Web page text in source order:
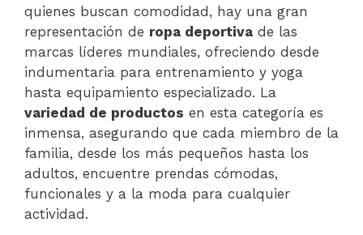
quienes buscan comodidad, hay una gran
representación de ropa deportiva de las
marcas líderes mundiales, ofreciendo desde
indumentaria para entrenamiento y yoga
hasta equipamiento especializado. La
variedad de productos en esta categoría es
inmensa, asegurando que cada miembro de la
familia, desde los más pequeños hasta los
adultos, encuentre prendas cómodas,
funcionales y a la moda para cualquier
actividad.